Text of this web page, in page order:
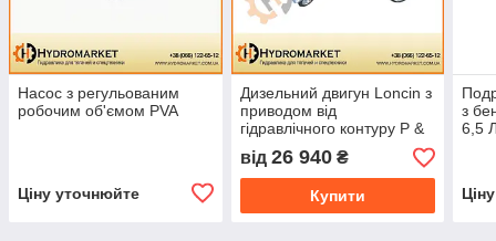
Насос з регульованим
робочим об'ємом PVA
Ціну уточнюйте
Дизельний двигун Loncin з
приводом від
гідравлічного контуру P &
T Flowfit, 10,5 л / хв, бак
50 л
від 26 940₴
Купити
з
6,5